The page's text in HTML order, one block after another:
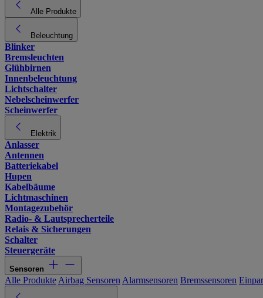
Alle Produkte
Beleuchtung
Blinker
Bremsleuchten
Glühbirnen
Innenbeleuchtung
Lichtschalter
Nebelscheinwerfer
Scheinwerfer
Elektrik
Anlasser
Antennen
Batteriekabel
Hupen
Kabelbäume
Lichtmaschinen
Montagezubehör
Radio- & Lautsprecherteile
Relais & Sicherungen
Schalter
Steuergeräte
Sensoren
Alle Produkte Airbag Sensoren Alarmsensoren Bremssensoren